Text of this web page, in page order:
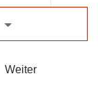
Weiter